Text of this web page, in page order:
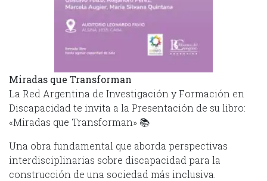
Miradas que Transforman
La Red Argentina de Investigación y Formación en
Discapacidad te invita a la Presentación de su libro:
«Miradas que Transforman» 📚
Una obra fundamental que aborda perspectivas
interdisciplinarias sobre discapacidad para la
construcción de una sociedad más inclusiva.